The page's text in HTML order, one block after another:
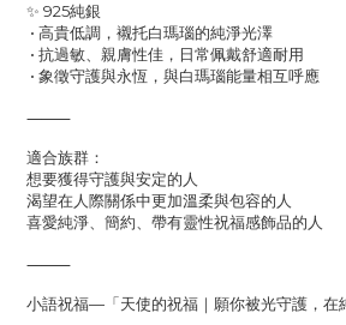
✨ 925純銀
• 高貴低調，襯托白瑪瑙的純淨光澤
• 抗過敏、親膚性佳，日常佩戴舒適耐用
• 象徵守護與永恆，與白瑪瑙能量相互呼應
⸻
適合族群：
想要獲得守護與安定的人
渴望在人際關係中更加溫柔與包容的人
喜愛純淨、簡約、帶有靈性祝福感飾品的人
⸻
小語祝福—「天使的祝福｜願你被光守護，在